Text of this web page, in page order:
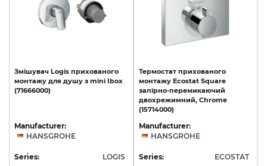
Змішувач Logis прихованого
монтажу для душу з mini Ibox
(71666000)
Manufacturer:
HANSGROHE
Series: LOGIS
Термостат прихованого
монтажу Ecostat Square
запірно-перемикаючий
двохрежимний, Chrome
(15714000)
Manufacturer:
HANSGROHE
Series: ECOSTAT